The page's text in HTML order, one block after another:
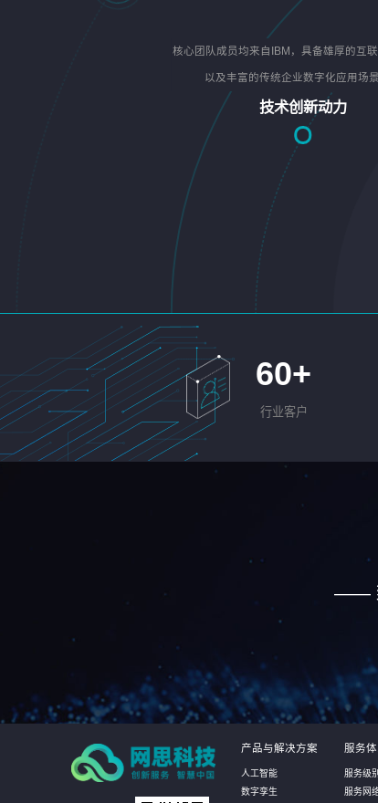
核心团队成员均来自IBM，具备雄厚的互
以及丰富的传统企业数字化应用场
技术创新动力
60+
行业客户
——
产品与解决方案
人工智能
数字孪生
服务体
服务级别
服务网